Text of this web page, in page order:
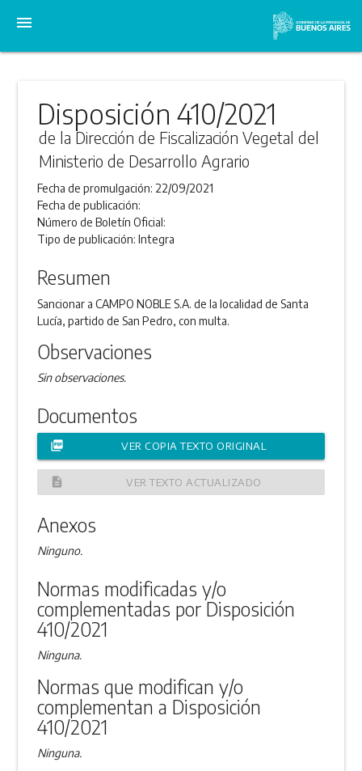
menu
Disposición 410/2021
de la Dirección de Fiscalización Vegetal del
Ministerio de Desarrollo Agrario
Fecha de promulgación: 22/09/2021
Fecha de publicación:
Número de Boletín Oficial:
Tipo de publicación:Integra
Resumen
Sancionar a CAMPO NOBLE S.A. de la localidad de Santa
Lucía, partido de San Pedro, con multa.
Observaciones
Sin observaciones.
Documentos
picture_as_pdf VER COPIA TEXTO ORIGINAL
description VER TEXTO ACTUALIZADO
Anexos
Ninguno.
Normas modificadas y/o
complementadas por Disposición
410/2021
Ninguna.
Normas que modifican y/o
complementan a Disposición
410/2021
Ninguna.